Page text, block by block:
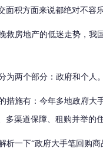
面积方面来说都绝对不容乐
救房地产的低迷走势，我
为两个部分：政府和个人。
措施有：今年多地政府大
多渠道保障、租购并举的
析一下“政府大手笔回购